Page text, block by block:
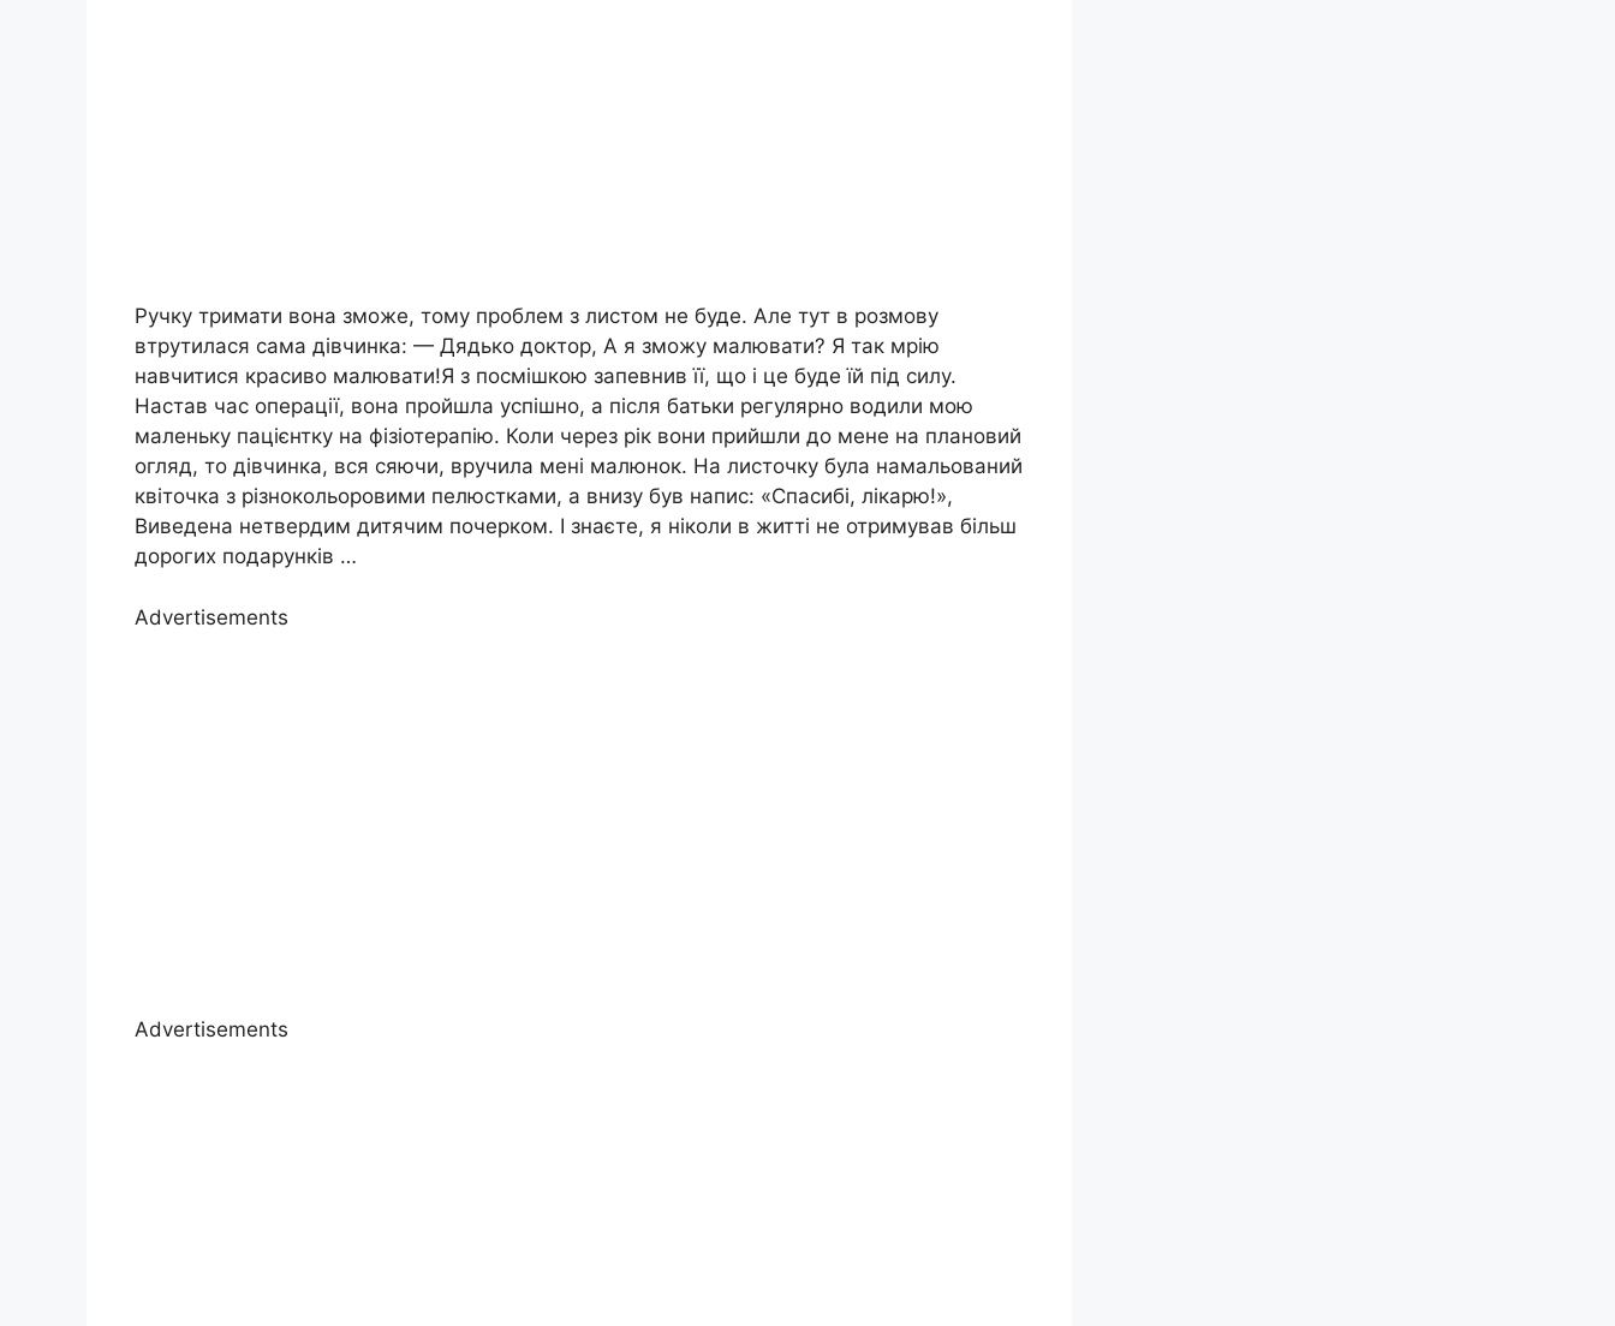
Ручку тримати вона зможе, тому проблем з листом не буде. Але тут в розмову
втрутилася сама дівчинка: — Дядько доктор, А я зможу малювати? Я так мрію
навчитися красиво малювати!Я з посмішкою запевнив її, що і це буде їй під силу.
Настав час операції, вона пройшла успішно, а після батьки регулярно водили мою
маленьку пацієнтку на фізіотерапію. Коли через рік вони прийшли до мене на плановий
огляд, то дівчинка, вся сяючи, вручила мені малюнок. На листочку була намальований
квіточка з різнокольоровими пелюстками, а внизу був напис: «Спасибі, лікарю!»,
Виведена нетвердим дитячим почерком. І знаєте, я ніколи в житті не отримував більш
дорогих подарунків …
Advertisements
Advertisements